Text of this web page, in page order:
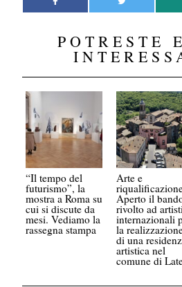
POTRESTE
“Il tempo del
futurismo”, la
mostra a Roma su
cui si discute da
mesi. Vediamo la
rassegna stampa
Arte e
Aperto il
rivolto ad artisti
internazionali
la
di una
artistica nel
comune di